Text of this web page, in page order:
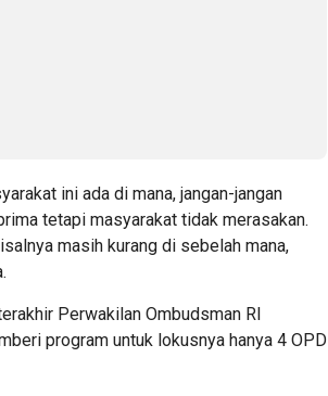
ini ada di mana, jangan-jangan
tetapi masyarakat tidak merasakan.
masih kurang di sebelah mana,
Perwakilan Ombudsman RI
program untuk lokusnya hanya 4 OPD